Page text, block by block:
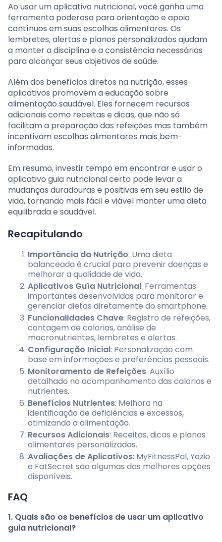
Ao usar um aplicativo nutricional, você ganha uma
ferramenta poderosa para orientação e apoio
contínuos em suas escolhas alimentares. Os
lembretes, alertas e planos personalizados ajudam
a manter a disciplina e a consistência necessárias
para alcançar seus objetivos de saúde.
Além dos benefícios diretos na nutrição, esses
aplicativos promovem a educação sobre
alimentação saudável. Eles fornecem recursos
adicionais como receitas e dicas, que não só
facilitam a preparação das refeições mas também
incentivam escolhas alimentares mais bem-
informadas.
Em resumo, investir tempo em encontrar e usar o
aplicativo guia nutricional certo pode levar a
mudanças duradouras e positivas em seu estilo de
vida, tornando mais fácil e viável manter uma dieta
equilibrada e saudável.
Recapitulando
Importância da Nutrição: Uma dieta
balanceada é crucial para prevenir doenças e
melhorar a qualidade de vida.
Aplicativos Guía Nutricional: Ferramentas
importantes desenvolvidas para monitorar e
gerenciar dietas diretamente do smartphone.
Funcionalidades Chave: Registro de refeições,
contagem de calorias, análise de
macronutrientes, lembretes e alertas.
Configuração Inicial: Personalização com
base em informações e preferências pessoais.
Monitoramento de Refeições: Auxílio
detalhado no acompanhamento das calorias e
nutrientes.
Benefícios Nutrientes: Melhora na
identificação de deficiências e excessos,
otimizando a alimentação.
Recursos Adicionais: Receitas, dicas e planos
alimentares personalizados.
Avaliações de Aplicativos: MyFitnessPal, Yazio
e FatSecret são algumas das melhores opções
disponíveis.
FAQ
1. Quais são os benefícios de usar um aplicativo
guia nutricional?